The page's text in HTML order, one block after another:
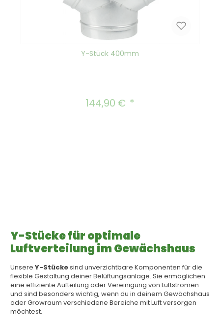
Y-Stück 400mm
Regulärer Preis:
144,90 €
Y-Stücke für optimale
Luftverteilung im Gewächshaus
Unsere Y-Stückesind unverzichtbare Komponenten für die
flexible Gestaltung deiner Belüftungsanlage. Sie ermöglichen
eine effiziente Aufteilung oder Vereinigung von Luftströmen
und sind besonders wichtig, wenn du in deinem Gewächshaus
oder Growraum verschiedene Bereiche mit Luft versorgen
möchtest.